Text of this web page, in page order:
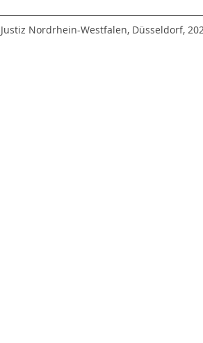
Nordrhein-Westfalen, Düsseldorf,